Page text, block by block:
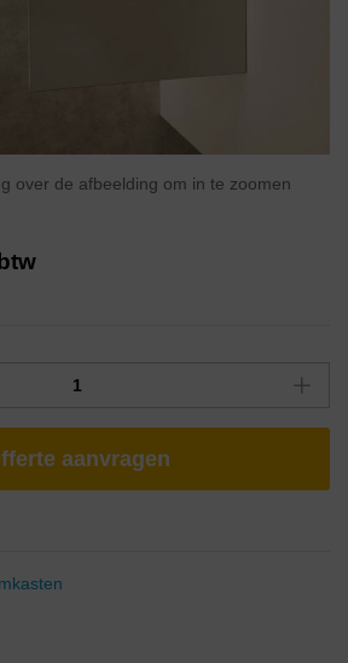
over de afbeelding om in te zoomen
aanvragen